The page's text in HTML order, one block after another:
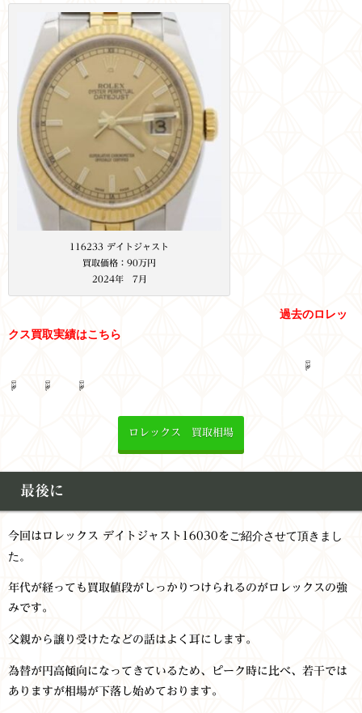
116233 デイトジャスト
買取価格：90万円
2024年 7月
過去のロレッ
クス買取実績はこちら
☟
☟ ☟ ☟
ロレックス 買取相場
最後に
今回はロレックス デイトジャスト16030を ご紹介させて頂きまし
た。
年代が経っても買取値段がしっかりつけられるのがロレックスの強
みです。
父親から譲り受けたなどの話はよく耳にします。
為替が円高傾向になってきているため、ピーク時に比べ、若干では
ありますが相場が下落し始めております。